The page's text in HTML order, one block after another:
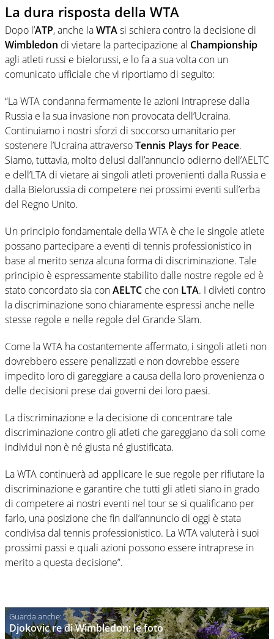
La dura risposta della WTA
Dopo l’ATP, anche laWTAsi schiera contro la decisione di
Wimbledon di vietare la partecipazione al Championship
agli atleti russi e bielorussi, e lo fa a sua volta con un
comunicato ufficiale che vi riportiamo di seguito:
“La WTA condanna fermamente le azioni intraprese dalla
Russia e la sua invasione non provocata dell’Ucraina.
Continuiamo i nostri sforzi di soccorso umanitario per
sostenere l’Ucraina attraversoTennis Plays for Peace.
Siamo, tuttavia, molto delusi dall’annuncio odierno dell’AELTC
e dell’LTA di vietare ai singoli atleti provenienti dalla Russia e
dalla Bielorussia di competere nei prossimi eventi sull’erba
del Regno Unito.
Un principio fondamentale della WTA è che le singole atlete
possano partecipare a eventi di tennis professionistico in
base al merito senza alcuna forma di discriminazione. Tale
principio è espressamente stabilito dalle nostre regole ed è
stato concordato sia conAELTC che con LTA. I divieti contro
la discriminazione sono chiaramente espressi anche nelle
stesse regole e nelle regole del Grande Slam.
Come la WTA ha costantemente affermato, i singoli atleti non
dovrebbero essere penalizzati e non dovrebbe essere
impedito loro di gareggiare a causa della loro provenienza o
delle decisioni prese dai governi dei loro paesi.
La discriminazione e la decisione di concentrare tale
discriminazione contro gli atleti che gareggiano da soli come
individui non è né giusta né giustificata.
La WTA continuerà ad applicare le sue regole per rifiutare la
discriminazione e garantire che tutti gli atleti siano in grado
di competere ai nostri eventi nel tour se si qualificano per
farlo, una posizione che fin dall’annuncio di oggi è stata
condivisa dal tennis professionistico. La WTA valuterà i suoi
prossimi passi e quali azioni possono essere intraprese in
merito a questa decisione”.
Djokovic re di Wimbledon: le foto